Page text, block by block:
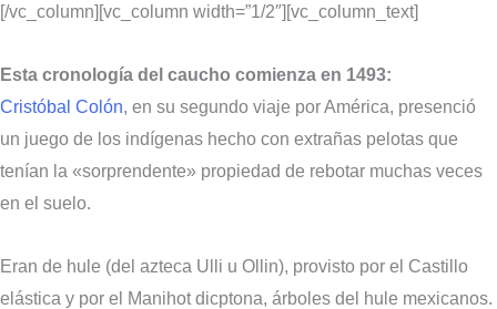
[/vc_column][vc_column width=”1/2″][vc_column_text]
Esta cronología del caucho comienza en 1493:
Cristóbal Colón, en su segundo viaje por América, presenció
un juego de los indígenas hecho con extrañas pelotas que
tenían la «sorprendente» propiedad de rebotar muchas veces
en el suelo.
Eran de hule (del azteca Ulli u Ollin), provisto por el Castillo
elástica y por el Manihot dicptona, árboles del hule mexicanos.